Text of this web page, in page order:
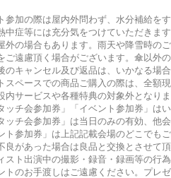
参加の際は屋内外問わず、水分補給を
中症等には充分気をつけていただきま
外の場合もあります。雨天や降雪時の
ご遠慮頂く場合がございます。傘以外
のキャンセル及び返品は、いかなる場合
スペースでの商品ご購入の際は、全額
内サービスや各種特典の対象外となり
ッチ会参加券」「イベント参加券」は
ッチ会参加券」は当日のみの有効、他
ト参加券」は上記記載会場のどこでもご
良があった場合は良品と交換とさせて
スト出演中の撮影・録音・録画等の行
トのお手渡しはご遠慮ください。プレ